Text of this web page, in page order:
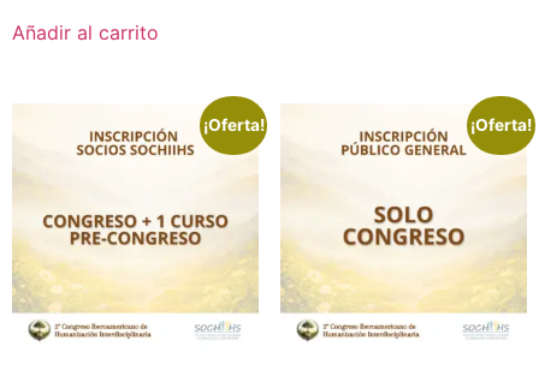
Añadir al carrito
¡Oferta! ¡Oferta!